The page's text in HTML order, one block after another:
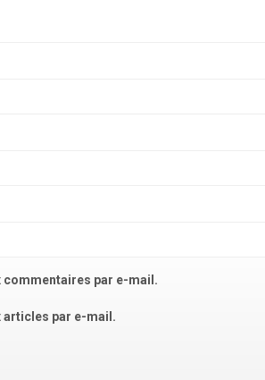
commentaires par e-mail.
articles par e-mail.